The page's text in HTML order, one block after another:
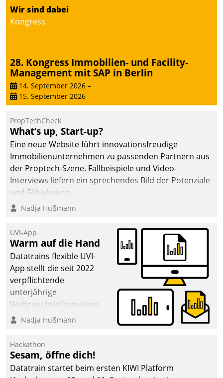
Wir sind dabei
Kongress
28. Kongress Immobilien- und Facility-
Management mit SAP in Berlin
14. September 2026 –
15. September 2026
PropTechCheck
What’s up, Start-up?
Eine neue Website führt innovationsfreudige
Immobilienunternehmen zu passenden Partnern aus
der Proptech-Szene. Fallbeispiele und Video-
Interviews liefern ein sprechendes Bild der Potenziale
und Fähigkeiten.
Nadja Hußmann
UVI-App
Warm auf die Hand
Datatrains flexible UVI-
App stellt die seit 2022
verpflichtende
unterjährige
Verbrauchsinformation
schnell, zuverlässig und
Die monatlichen
Mitteilungen zum
Heizungs- und
Nadja Hußmann
Hackathon
Sesam, öffne dich!
Datatrain startet beim ersten KIWI Platform